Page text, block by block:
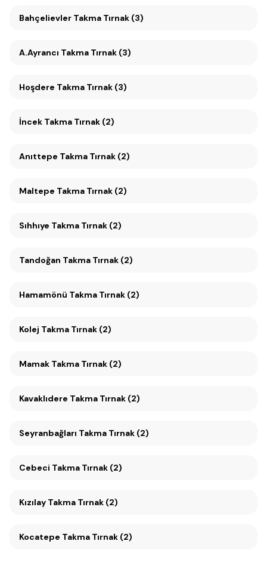
Bahçelievler Takma Tırnak (3)
A.Ayrancı Takma Tırnak (3)
Hoşdere Takma Tırnak (3)
İncek Takma Tırnak (2)
Anıttepe Takma Tırnak (2)
Maltepe Takma Tırnak (2)
Sıhhıye Takma Tırnak (2)
Tandoğan Takma Tırnak (2)
Hamamönü Takma Tırnak (2)
Kolej Takma Tırnak (2)
Mamak Takma Tırnak (2)
Kavaklıdere Takma Tırnak (2)
Seyranbağları Takma Tırnak (2)
Cebeci Takma Tırnak (2)
Kızılay Takma Tırnak (2)
Kocatepe Takma Tırnak (2)